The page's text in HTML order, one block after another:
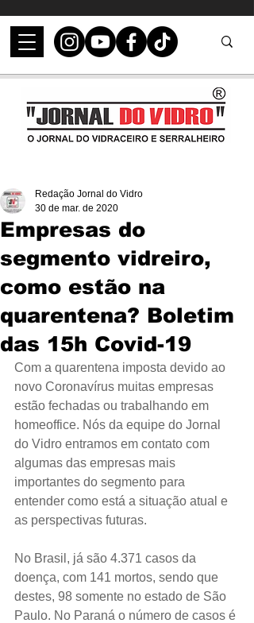
Empresas do
segmento vidreiro,
como estão na
quarentena? Boletim
das 15h Covid-19
Redação Jornal do Vidro
30 de mar. de 2020
Com a quarentena imposta devido ao
novo Coronavírus muitas empresas
estão fechadas ou trabalhando em
homeoffice. Nós da equipe do Jornal
do Vidro entramos em contato com
algumas das empresas mais
importantes do segmento para
entender como está a situação atual e
as perspectivas futuras.
No Brasil, já são 4.371 casos da
doença, com 141 mortos, sendo que
destes, 98 somente no estado de São
Paulo. No Paraná o número de casos é